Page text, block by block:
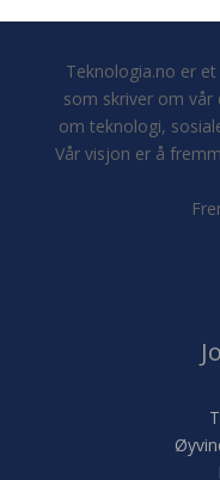
Teknologia.no er
som skriver om vår
om teknologi,
Vår visjon er å